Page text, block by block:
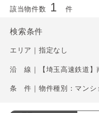
該当物件数 1 件
検索条件
エリア｜指定なし
沿 線｜【埼玉高速鉄道】